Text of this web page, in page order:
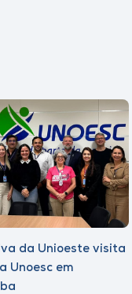
da Unioeste visita
Unoesc em